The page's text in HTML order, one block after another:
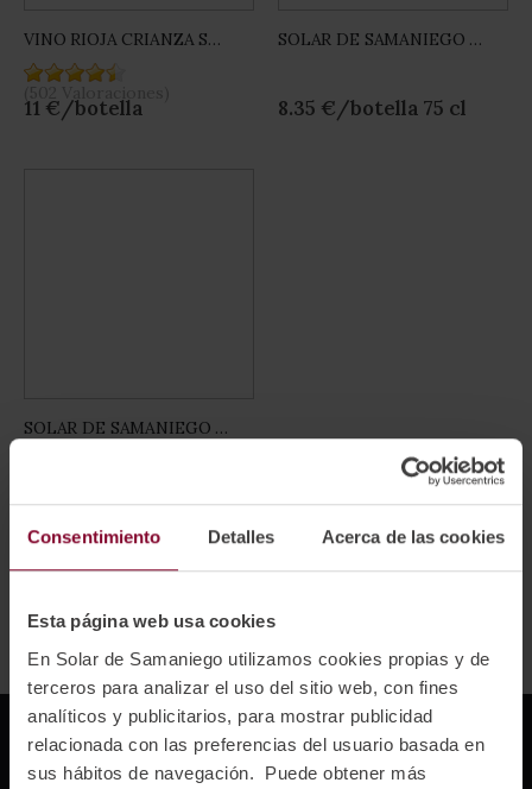
Consentimiento Detalles Acerca de las cookies
Esta página web usa cookies
En Solar de Samaniego utilizamos cookies propias y de
terceros para analizar el uso del sitio web, con fines
analíticos y publicitarios, para mostrar publicidad
relacionada con las preferencias del usuario basada en
sus hábitos de navegación. Puede obtener más
VINO RIOJA CRIANZA SOLAR DE SAMANIEGO
Rating:
0%
11 €/botella
SOLAR DE SAMANIEGO VINO BLANCO
Rating:
8.35 €/botella 75 cl
SOLAR DE SAMANIEGO ROSADO
Rating:
8.35 €/botella